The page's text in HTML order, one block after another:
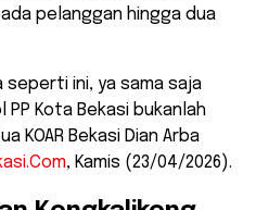
pelanggan hingga dua
seperti ini, ya sama saja
Kota Bekasi bukanlah
KOAR Bekasi Dian Arba
, Kamis (23/04/2026).